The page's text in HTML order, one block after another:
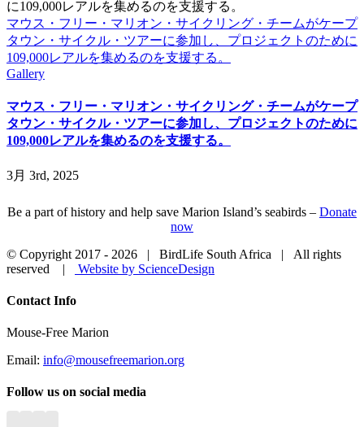
マウス・フリー・マリオン・サイクリング・チームがケープ
タウン・サイクル・ツアーに参加し、プロジェクトのために
109,000レアルを集めるのを支援する。
Gallery
マウス・フリー・マリオン・サイクリング・チームがケープ
タウン・サイクル・ツアーに参加し、プロジェクトのために
109,000レアルを集めるのを支援する。
3月 3rd, 2025
Be a part of history and help save Marion Island’s seabirds – Donate
now
© Copyright 2017 - 2026 | BirdLife South Africa | All rights
reserved |
Website by ScienceDesign
Close
Bar
Contact Info
Mouse-Free Marion
Email: info@mousefreemarion.org
Follow us on social media